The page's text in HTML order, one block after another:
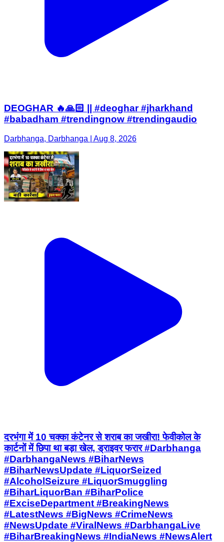
DEOGHAR 🔥🙏🏻 || #deoghar #jharkhand
#babadham #trendingnow #trendingaudio
Darbhanga, Darbhanga | Aug 8, 2026
दरभंगा में 10 चक्का कंटेनर से शराब का जखीरा! फेवीकोल के
कार्टनों में छिपा था बड़ा खेल, ड्राइवर फरार #Darbhanga
#DarbhangaNews #BiharNews
#BiharNewsUpdate #LiquorSeized
#AlcoholSeizure #LiquorSmuggling
#BiharLiquorBan #BiharPolice
#ExciseDepartment #BreakingNews
#LatestNews #BigNews #CrimeNews
#NewsUpdate #ViralNews #DarbhangaLive
#BiharBreakingNews #IndiaNews #NewsAlert